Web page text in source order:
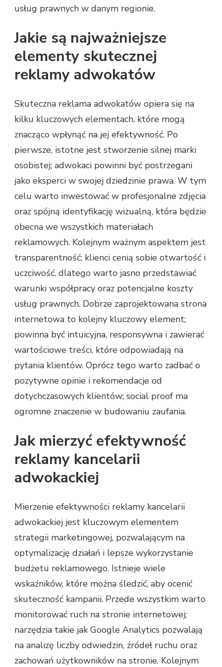
usług prawnych w danym regionie.
Jakie są najważniejsze
elementy skutecznej
reklamy adwokatów
Skuteczna reklama adwokatów opiera się na
kilku kluczowych elementach, które mogą
znacząco wpłynąć na jej efektywność. Po
pierwsze, istotne jest stworzenie silnej marki
osobistej; adwokaci powinni być postrzegani
jako eksperci w swojej dziedzinie prawa. W tym
celu warto inwestować w profesjonalne zdjęcia
oraz spójną identyfikację wizualną, która będzie
obecna we wszystkich materiałach
reklamowych. Kolejnym ważnym aspektem jest
transparentność; klienci cenią sobie otwartość i
uczciwość, dlatego warto jasno przedstawiać
warunki współpracy oraz potencjalne koszty
usług prawnych. Dobrze zaprojektowana strona
internetowa to kolejny kluczowy element;
powinna być intuicyjna, responsywna i zawierać
wartościowe treści, które odpowiadają na
pytania klientów. Oprócz tego warto zadbać o
pozytywne opinie i rekomendacje od
dotychczasowych klientów; social proof ma
ogromne znaczenie w budowaniu zaufania.
Jak mierzyć efektywność
reklamy kancelarii
adwokackiej
Mierzenie efektywności reklamy kancelarii
adwokackiej jest kluczowym elementem
strategii marketingowej, pozwalającym na
optymalizację działań i lepsze wykorzystanie
budżetu reklamowego. Istnieje wiele
wskaźników, które można śledzić, aby ocenić
skuteczność kampanii. Przede wszystkim warto
monitorować ruch na stronie internetowej;
narzędzia takie jak Google Analytics pozwalają
na analizę liczby odwiedzin, źródeł ruchu oraz
zachowań użytkowników na stronie. Kolejnym